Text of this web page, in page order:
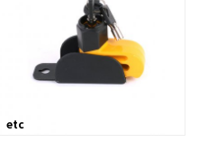
etc